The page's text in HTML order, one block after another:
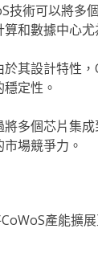
技術可以將多
和數據中心尤
於其設計特性
定性。
將多個芯片集
場競爭力。
產能擴